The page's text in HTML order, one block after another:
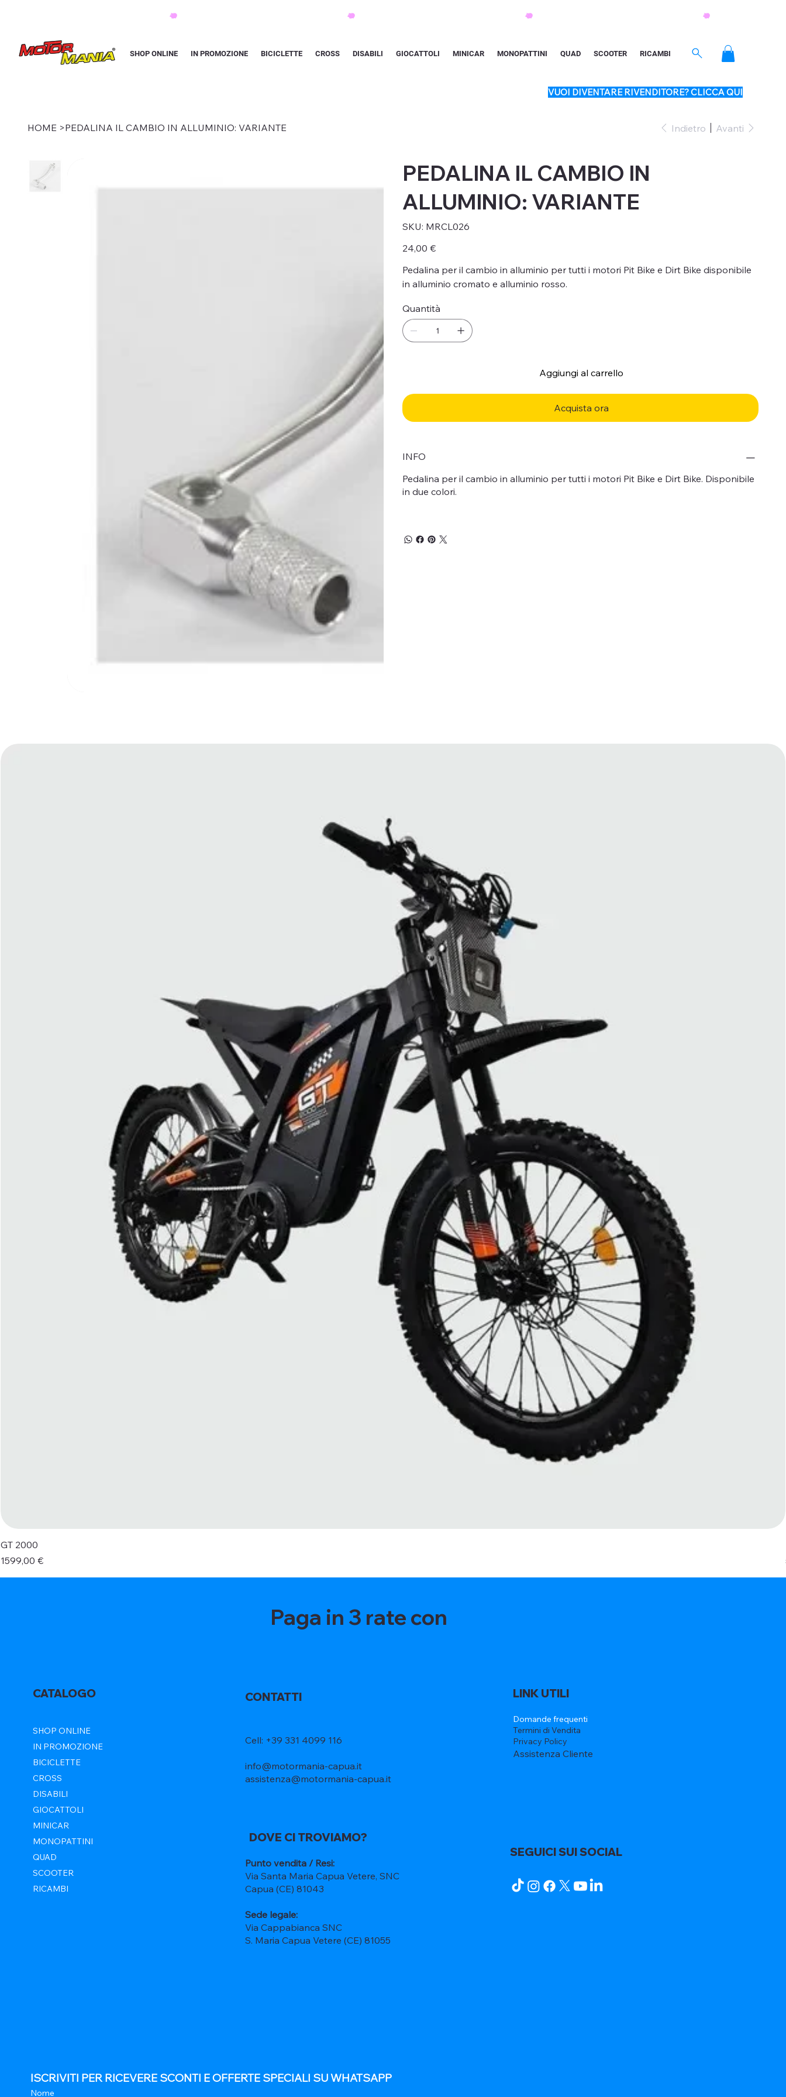
SHOP ONLINE IN PROMOZIONE BICICLETTE CROSS DISABILI GIOCATTOLI MINICAR MONOPATTINI QUAD SCOOTER RICAMBI
VUOI DIVENTARE RIVENDITORE? CLICCA QUI
HOME >PEDALINA IL CAMBIO IN ALLUMINIO: VARIANTE Indietro Avanti
PEDALINA IL CAMBIO IN
ALLUMINIO: VARIANTE
SKU: SKU
MRCL026
MRCL026
Prezzo
24,00 €
Pedalina per il cambio in alluminio per tutti i motori Pit Bike e Dirt Bike disponibile
in alluminio cromato e alluminio rosso.
Quantità
Aggiungi al carrello
Acquista ora
INFO
Pedalina per il cambio in alluminio per tutti i motori Pit Bike e Dirt Bike. Disponibile
in due colori.
GT 2000
Prezzo
1599,00 €
Paga in 3 rate con
CATALOGO
SHOP ONLINE
IN PROMOZIONE
BICICLETTE
CROSS
DISABILI
GIOCATTOLI
MINICAR
MONOPATTINI
QUAD
SCOOTER
RICAMBI
CONTATTI
Cell: +39 331 4099 116
info@motormania-capua.it
assistenza@motormania-capua.it
DOVE CI TROVIAMO?
Punto vendita / Resi:
Via Santa Maria Capua Vetere, SNC
Capua (CE) 81043
Sede legale:
Via Cappabianca SNC
S. Maria Capua Vetere (CE) 81055
LINK UTILI
Domande frequenti
Termini di Vendita
Privacy Policy
Assistenza Cliente
SEGUICI SUI SOCIAL
ISCRIVITI PER RICEVERE SCONTI E OFFERTE SPECIALI SU WHATSAPP
Nome